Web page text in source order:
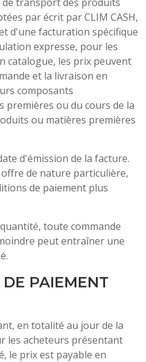
par écrit par CLIM CASH,
d'une facturation spécifique
expresse, pour les
catalogue, les prix peuvent
et la livraison en
composants
premières ou du cours de la
ou matières premières
d'émission de la facture.
de nature particulière,
de paiement plus
toute commande
peut entraîner une
PAIEMENT
en totalité au jour de la
les acheteurs présentant
le prix est payable en